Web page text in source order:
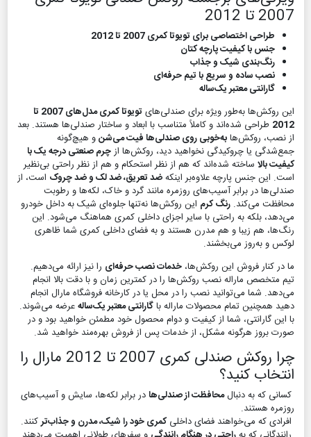
2007 تا 2012
طراحی اختصاصی برای تویوتا کمری 2007 تا 2012
جنس با کیفیت پارچه کتان
رنگ‌بندی شیک و جذاب
نصب ساده و سریع با تیم حرفه‌ای
گارانتی معتبر یک‌ساله
این روکش‌ها به‌طور ویژه برای صندلی‌های
تویوتا کمری مدل‌های 2007 تا
2012 طراحی شده‌اند و کاملاً متناسب با ابعاد و ساختار صندلی‌ها هستند. بعد
از نصب، روکش‌هابه‌خوبی روی صندلی‌ها فیت می‌شنو هیچ‌گونه
جمع‌شدگی یا چروکیدگی نخواهید دید، روکش‌ها ازچرم صنعتی درجه یک با
کیفیت بالا ساخته شده‌اند که هم از نظر استحکام و هم از نظر راحتی بی‌نظیر
است. این جنس پارچه علاوه‌بر اینکهضد تعریق، ضد لک و ضد چروک است، از
صندلی‌ها در برابر آسیب‌های روزمره مانند گرد و خاک، لکه‌ها و رطوبت
محافظت می‌کند.رنگ کرم این روکش‌ها نه‌تنها جلوه‌ای شیک به داخل خودرو
می‌دهد، بلکه به راحتی با سایر اجزای داخلی کمری هماهنگ می‌شود. این
رنگ‌ها، هم زیبا و هم مدرن هستند و به فضای داخلی کمری شما ظاهری
لوکس و به‌روز می‌بخشند.
ما در کنار فروش این روکش‌ها،خدمات نصب حرفه‌ای را نیز ارائه می‌دهیم.
تیم متخصص ماراله نصب روکش‌ها را در کمترین زمان و با دقت بالا انجام
می‌دهد. شما می‌توانید نصب را در محل یا در کارخانه فروشگاه مارال انجام
دهید همچنین تمام محصولات ماراله باگارانتی معتبر یک‌سالهعرضه می‌شوند.
با این گارانتی، شما از کیفیت و دوام محصول خود مطمئن خواهید بود و در
صورت بروز هرگونه مشکل، از خدمات پس از فروش بهره‌مند خواهید شد.
چرا روکش صندلی کمری 2007 تا 2012 مارال را
انتخاب کنید؟
کسانی که به دنبالمحافظت از صندلی‌هادر برابر لکه‌ها، سایش و آسیب‌های
روزمره هستند.
افرادی که می‌خواهند فضای داخلیکمری خود را شیک، مدرن و جذاب‌ترکنند.